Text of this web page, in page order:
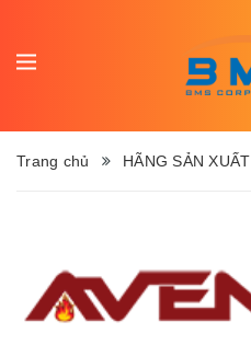
Trang chủ HÃNG SẢN XUẤT